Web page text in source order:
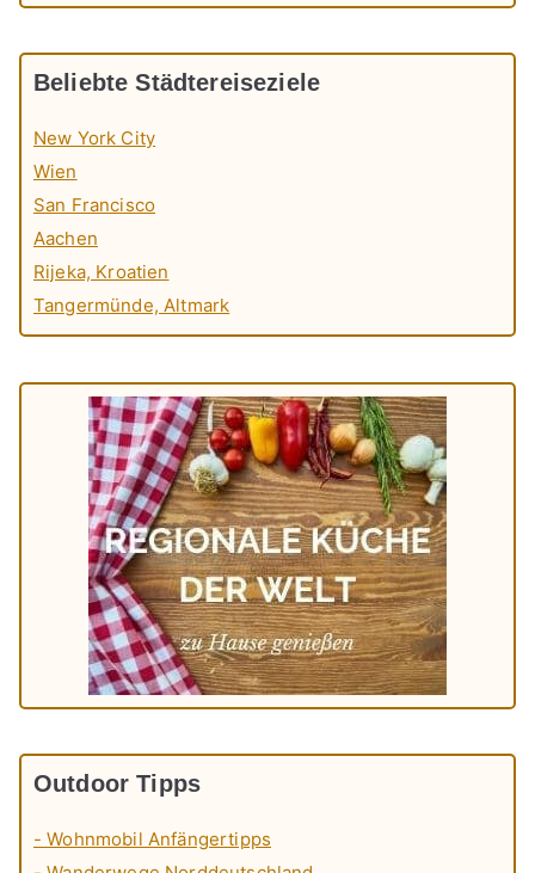
Beliebte Städtereiseziele
New York City
Wien
San Francisco
Aachen
Rijeka, Kroatien
Tangermünde, Altmark
Outdoor Tipps
- Wohnmobil Anfängertipps